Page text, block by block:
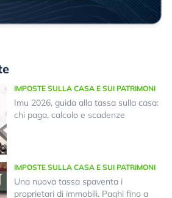
IMPOSTE SULLA CASA E SUI PATRIMONI
Imu 2026, guida alla tassa sulla casa:
chi paga, calcolo e scadenze
IMPOSTE SULLA CASA E SUI PATRIMONI
Una nuova tassa spaventa i
proprietari di immobili. Paghi fino a